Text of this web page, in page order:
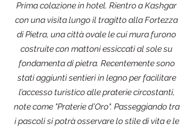
Prima colazione in hotel. Rientro a Kashgar
con una visita lungo il tragitto alla Fortezza
di Pietra, una città ovale le cui mura furono
costruite con mattoni essiccati al sole su
fondamenta di pietra. Recentemente sono
stati aggiunti sentieri in legno per facilitare
l’accesso turistico alle praterie circostanti,
note come "Praterie d’Oro". Passeggiando tra
i pascoli si potrà osservare lo stile di vita e le